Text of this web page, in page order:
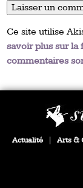
Ce site utilise
savoir plus sur la
commentaires
Actualité Arts &